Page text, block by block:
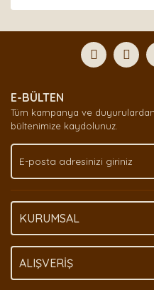
formunu kullanarak
Görüş ve önerileriniz için
Ürün açıklamasında eksik
Ürün bilgilerinde hatalar
Ürün fiyatı diğer
Bu ürüne benzer farklı
E-BÜLTEN
Tüm kampanya ve
bültenimize kaydolunuz.
KURUMSAL
ALIŞVERİŞ